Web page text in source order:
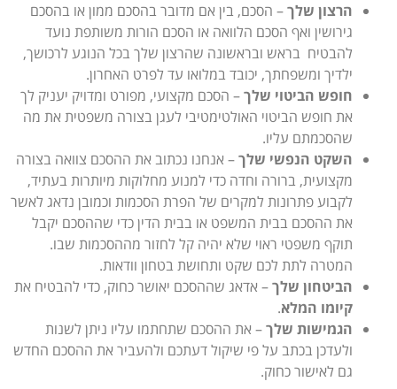
הרצון שלך– הסכם, בין אם מדובר בהסכם ממון או בהסכם
גירושין ואף הסכם הלוואה או הסכם הורות משותפת נועד
להבטיח בראש ובראשונה שהרצון שלך בכל הנוגע לרכושך,
ילדיך ומשפחתך, יכובד במלואו עד לפרט האחרון.
חופש הביטוי שלך– הסכם מקצועי, מפורט ומדויק יעניק לך
את חופש הביטוי האולטימטיבי לעגן בצורה משפטית את מה
שהסכמתם עליו.
השקט הנפשי שלך– אנחנו נכתוב את ההסכם צוואה בצורה
מקצועית, ברורה וחדה כדי למנוע מחלוקות מיותרות בעתיד,
לקבוע פתרונות למקרים של הפרת הסכמות וכמובן נדאג לאשר
את ההסכם בבית המשפט או בבית הדין כדי שההסכם יקבל
תוקף משפטי ראוי שלא יהיה קל לחזור מההסכמות שבו.
המטרה לתת לכם שקט ותחושת בטחון וודאות.
הביטחון שלך– אדאג שההסכם יאושר כחוק, כדי להבטיח את
קיומו המלא.
הגמישות שלך– את ההסכם שתחתמו עליו ניתן לשנות
ולעדכן בכתב על פי שיקול דעתכם ולהעביר את ההסכם החדש
גם לאישור כחוק.